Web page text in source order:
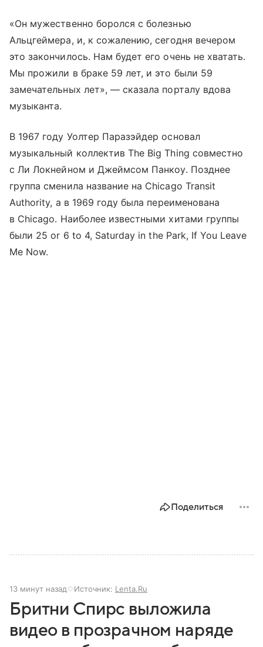
«Он мужественно боролся с болезнью
Альцгеймера, и, к сожалению, сегодня вечером
это закончилось. Нам будет его очень не хватать.
Мы прожили в браке 59 лет, и это были 59
замечательных лет», — сказала порталу вдова
музыканта.
В 1967 году Уолтер Паразэйдер основал
музыкальный коллектив The Big Thing совместно
с Ли Локнейном и Джеймсом Панкоу. Позднее
группа сменила название на Chicago Transit
Authority, а в 1969 году была переименована
в Chicago. Наиболее известными хитами группы
были 25 or 6 to 4, Saturday in the Park, If You Leave
Me Now.
Поделиться
13 минут назад Источник: Lenta.Ru
Бритни Спирс выложила
видео в прозрачном наряде